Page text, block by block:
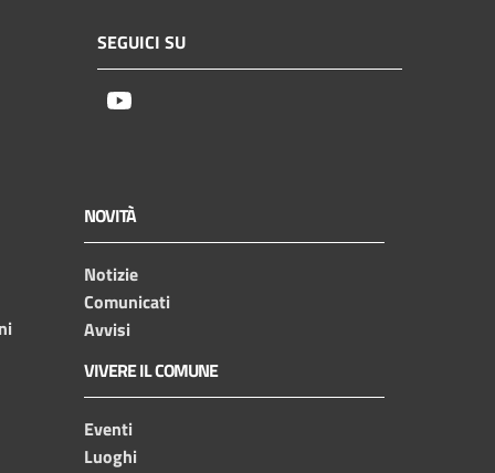
SEGUICI SU
NOVITÀ
Notizie
Comunicati
Avvisi
VIVERE IL COMUNE
Eventi
Luoghi